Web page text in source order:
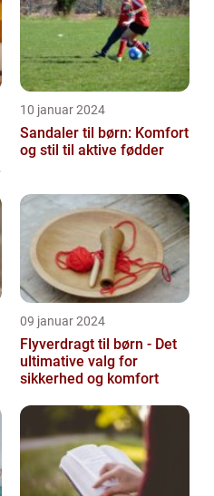
10 januar 2024
Sandaler til børn: Komfort
og stil til aktive fødder
09 januar 2024
Flyverdragt til børn - Det
ultimative valg for
sikkerhed og komfort